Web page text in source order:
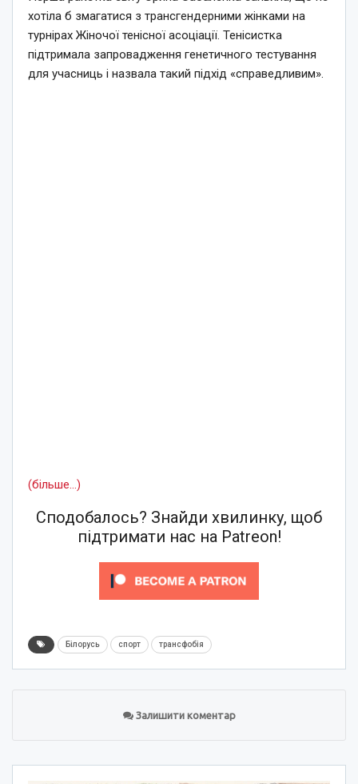
хотіла б змагатися з трансгендерними жінками на
турнірах Жіночої тенісної асоціації. Тенісистка
підтримала запровадження генетичного тестування
для учасниць і назвала такий підхід «справедливим».
(більше…)
Сподобалось? Знайди хвилинку, щоб
підтримати нас на Patreon!
Білорусь спорт трансфобія
Залишити коментар